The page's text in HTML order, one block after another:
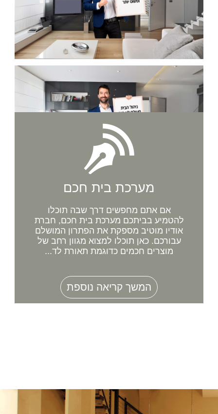
מערכת בית חכם
אם אתם מחפשים דרך שבה תוכלו
להטמיע בביתכם מערכת בית חכם, חברת
אודיו מוטיב מספקת את הפתרון המושלם
עבורכם. כאן תוכלו למצוא מגוון רחב של
מוצרים חכמים כדוגמת תאורת לד...
המשך קריאה נוספת